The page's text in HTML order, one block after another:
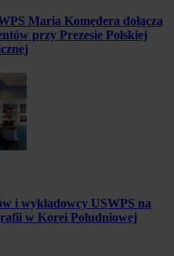
Maria Komędera dołącza
przy Prezesie Polskiej
i wykładowcy USWPS na
w Korei Południowej